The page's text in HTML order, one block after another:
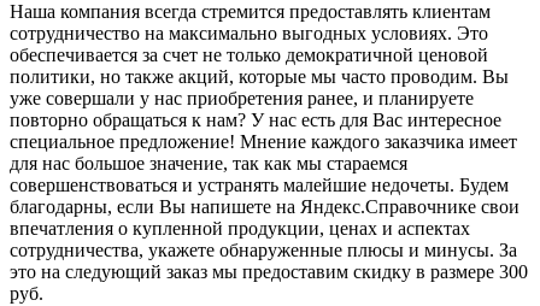
Наша компания всегда стремится предоставлять клиентам
сотрудничество на максимально выгодных условиях. Это
обеспечивается за счет не только демократичной ценовой
политики, но также акций, которые мы часто проводим. Вы
уже совершали у нас приобретения ранее, и планируете
повторно обращаться к нам? У нас есть для Вас интересное
специальное предложение! Мнение каждого заказчика имеет
для нас большое значение, так как мы стараемся
совершенствоваться и устранять малейшие недочеты. Будем
благодарны, если Вы напишете на Яндекс.Справочнике свои
впечатления о купленной продукции, ценах и аспектах
сотрудничества, укажете обнаруженные плюсы и минусы. За
это на следующий заказ мы предоставим скидку в размере 300
руб.